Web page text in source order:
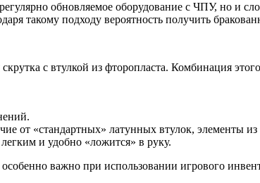
обновляемое оборудование с ЧПУ, но и
такому подходу вероятность получить
с втулкой из фторопласта. Комбинация
от «стандартных» латунных втулок, элементы
и удобно «ложится» в руку.
особенно важно при использовании игрового